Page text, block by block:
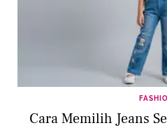
Cara Memilih Jeans